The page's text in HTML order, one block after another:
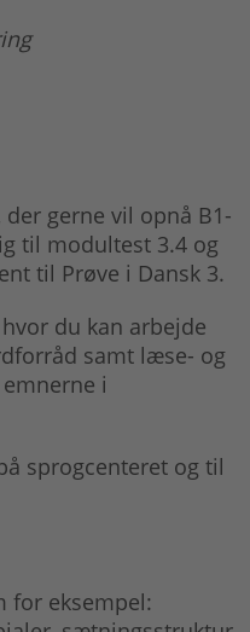
gerne vil opnå B1-
til modultest 3.4 og
til Prøve i Dansk 3.
du kan arbejde
samt læse- og
i
sprogcenteret og til
for eksempel: